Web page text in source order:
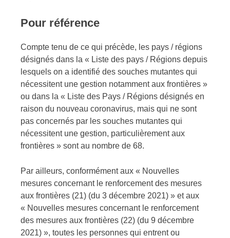
Pour référence
Compte tenu de ce qui précède, les pays / régions
désignés dans la « Liste des pays / Régions depuis
lesquels on a identifié des souches mutantes qui
nécessitent une gestion notamment aux frontières »
ou dans la « Liste des Pays / Régions désignés en
raison du nouveau coronavirus, mais qui ne sont
pas concernés par les souches mutantes qui
nécessitent une gestion, particulièrement aux
frontières » sont au nombre de 68.
Par ailleurs, conformément aux « Nouvelles
mesures concernant le renforcement des mesures
aux frontières (21) (du 3 décembre 2021) » et aux
« Nouvelles mesures concernant le renforcement
des mesures aux frontières (22) (du 9 décembre
2021) », toutes les personnes qui entrent ou